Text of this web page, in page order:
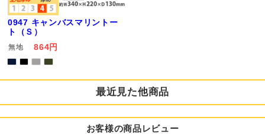
0947 キャンバスマリントー
ト（Ｓ）
無地 864円
最近見た他商品
お客様の商品レビュー